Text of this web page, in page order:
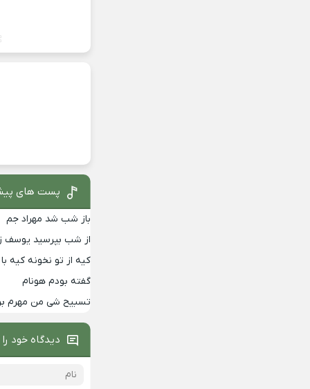
پست های
باز شب شد مهراد جم
از شب بپرسید یوسف
کیه از تو نخونه
گفته بودم هونام
تسبیح شی من مهرم
دیدگاه خود